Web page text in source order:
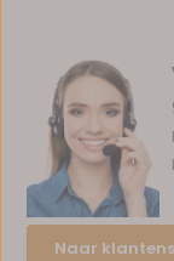
Naar